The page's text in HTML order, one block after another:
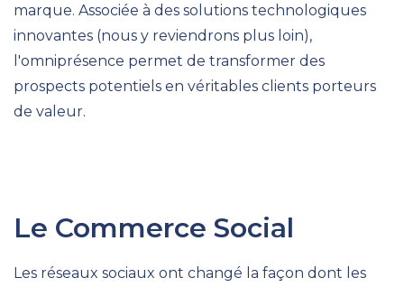
marque. Associée à des solutions technologiques
innovantes (nous y reviendrons plus loin),
l'omniprésence permet de transformer des
prospects potentiels en véritables clients porteurs
de valeur.
Le Commerce Social
Les réseaux sociaux ont changé la façon dont les